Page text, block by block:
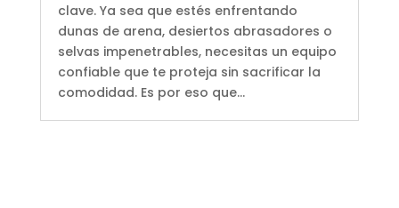
clave. Ya sea que estés enfrentando
dunas de arena, desiertos abrasadores o
selvas impenetrables, necesitas un equipo
confiable que te proteja sin sacrificar la
comodidad. Es por eso que...